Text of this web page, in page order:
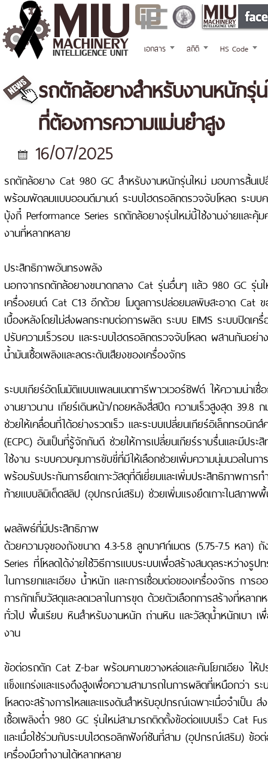
เอกสาร สถิติ HS Code
รถตักล้อยางสำหรับงานหนักรุ่
ที่ต้องการความแม่นยำสูง
16/07/2025
รถตักล้อยาง Cat 980 GC สำหรับงานหนักรุ่นใหม่ มอบการสิ้นเป
พร้อมพัดลมแบบออนดีมานด์ ระบบไฮดรอลิกตรวจจับโหลด ระบบ
บุ้งกี๋ Performance Series รถตักล้อยางรุ่นใหม่นี้ใช้งานง่ายและคุ้ม
งานที่หลากหลาย
ประสิทธิภาพอันทรงพลัง
นอกจากรถตักล้อยางขนาดกลาง Cat รุ่นอื่นๆ แล้ว 980 GC รุ่น
เครื่องยนต์ Cat C13 อีกด้วย โมดูลการปล่อยมลพิษสะอาด Cat ข
เบื้องหลังโดยไม่ส่งผลกระทบต่อการผลิต ระบบ EIMS ระบบปิดเ
ปรับความเร็วรอบ และระบบไฮดรอลิกตรวจจับโหลด ผสานกันอย่
น้ำมันเชื้อเพลิงและลดระดับเสียงของเครื่องจักร
ระบบเกียร์อัตโนมัติแบบแพลนเนตทารีพาวเวอร์ชิฟต์ ให้ความน่าเชื่
งานยาวนาน เกียร์เดินหน้า/ถอยหลังสี่สปีด ความเร็วสูงสุด 39.8
ช่วยให้เคลื่อนที่ได้อย่างรวดเร็ว และระบบเปลี่ยนเกียร์อิเล็กทรอนิ
(ECPC) อันเป็นที่รู้จักกันดี ช่วยให้การเปลี่ยนเกียร์ราบรื่นและมีปร
ใช้งาน ระบบควบคุมการขับขี่ที่มีให้เลือกช่วยเพิ่มความนุ่มนวลในกา
พร้อมรับประกันการยึดเกาะวัสดุที่ดีเยี่ยมและเพิ่มประสิทธิภาพการ
ท้ายแบบลิมิเต็ดสลิป (อุปกรณ์เสริม) ช่วยเพิ่มแรงยึดเกาะในสภาพ
ผลลัพธ์ที่มีประสิทธิภาพ
ด้วยความจุของถังขนาด 4.3-5.8 ลูกบาศก์เมตร (5.75-7.5 หลา)
Series ที่โหลดได้ง่ายใช้วิธีการแบบระบบเพื่อสร้างสมดุลระหว่างรู
ในการยกและเอียง น้ำหนัก และการเชื่อมต่อของเครื่องจักร การ
การกักเก็บวัสดุและลดเวลาในการขุด ด้วยตัวเลือกการสร้างที่หลา
ทั่วไป พื้นเรียบ หินสำหรับงานหนัก ถ่านหิน และวัสดุน้ำหนักเบา เ
งาน
ข้อต่อรถตัก Cat Z-bar พร้อมคานขวางหล่อและคันโยกเอียง ให้
แข็งแกร่งและแรงดึงสูงเพื่อความสามารถในการผลิตที่เหนือกว่า ร
โหลดจะสร้างการไหลและแรงดันสำหรับอุปกรณ์เฉพาะเมื่อจำเป็น
เชื้อเพลิงต่ำ 980 GC รุ่นใหม่สามารถติดตั้งข้อต่อแบบเร็ว Cat
และเมื่อใช้ร่วมกับระบบไฮดรอลิกฟังก์ชันที่สาม (อุปกรณ์เสริม) ข้อ
เครื่องมือทำงานได้หลากหลาย